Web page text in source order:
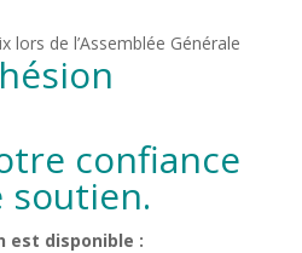
lors de l’Assemblée Générale
confiance
soutien.
est disponible :